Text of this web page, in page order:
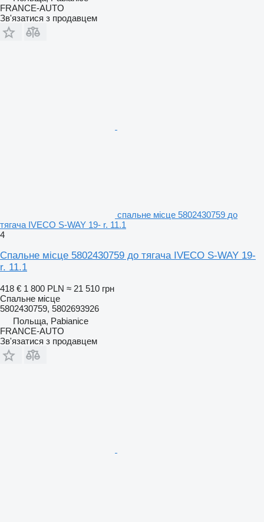
FRANCE-AUTO
Зв'язатися з продавцем
спальне місце 5802430759 до
тягача IVECO S-WAY 19- r. 11.1
4
Спальне місце 5802430759 до тягача IVECO S-WAY 19-
r. 11.1
418 € 1 800 PLN ≈ 21 510 грн
Спальне місце
5802430759, 5802693926
Польща, Pabianice
FRANCE-AUTO
Зв'язатися з продавцем